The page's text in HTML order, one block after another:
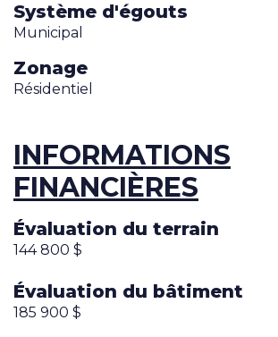
Système d'égouts
Municipal
Zonage
Résidentiel
INFORMATIONS
FINANCIÈRES
Évaluation du terrain
144 800 $
Évaluation du bâtiment
185 900 $